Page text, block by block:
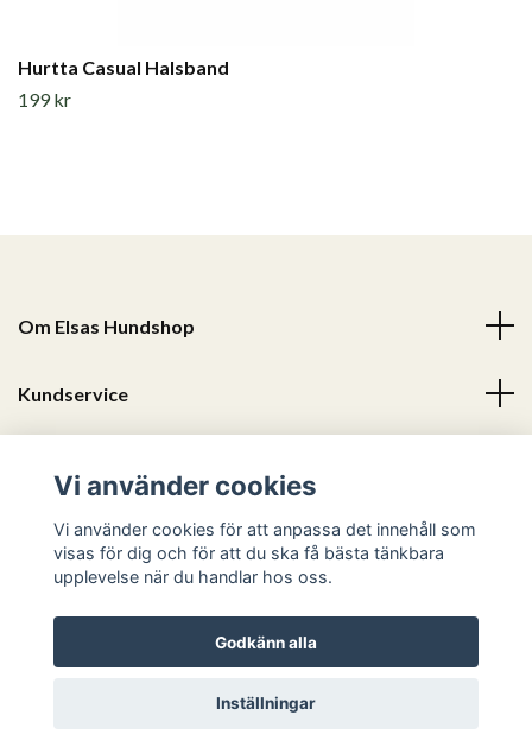
Hurtta Casual Halsband
199 kr
Om Elsas Hundshop
Kundservice
Sociala medier
© 2026 Elsas Hundshop
Vi använder cookies
Vi använder cookies för att anpassa det innehåll som
visas för dig och för att du ska få bästa tänkbara
upplevelse när du handlar hos oss.
Godkänn alla
Inställningar